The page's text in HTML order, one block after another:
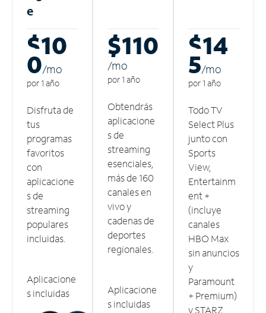
e
$10
0/mo
por 1 año
Disfruta de
tus
programas
favoritos
con
aplicacione
s de
streaming
populares
incluidas.
Aplicacione
s incluidas
$110
/mo
por 1 año
Obtendrás
aplicacione
s de
streaming
esenciales,
más de 160
canales en
vivo y
cadenas de
deportes
regionales.
Aplicacione
s incluidas
$14
5/mo
por 1 año
Todo TV
Select Plus
junto con
Sports
View,
Entertainm
ent +
(incluye
canales
HBO Max
sin anuncios
y
Paramount
+ Premium)
y STARZ.